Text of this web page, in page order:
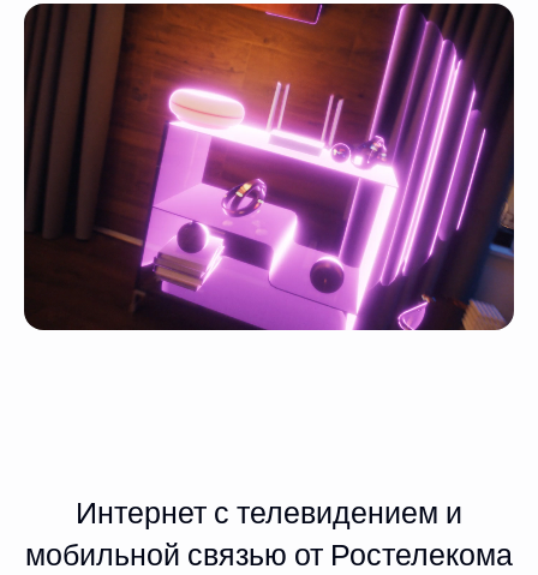
Интернет с телевидением и
мобильной связью от Ростелекома